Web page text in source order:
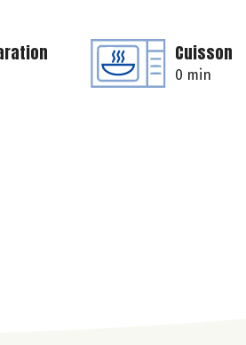
Cuisson
0 min